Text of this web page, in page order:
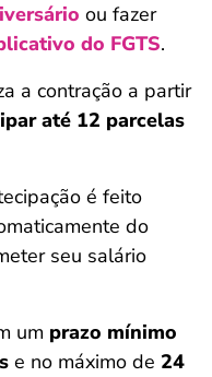
ou fazer
do FGTS.
a contração a partir
até 12 parcelas
é feito
do
seu salário
um prazo mínimo
e no máximo de 24